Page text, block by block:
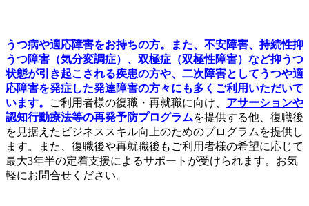
うつ病や適応障害をお持ちの方。また、不安障害、持続性抑
うつ障害（気分変調症）、 双極症（双極性障害） など抑うつ
状態が引き起こされる疾患の方や、二次障害としてうつや適
応障害を発症した発達障害の方々にも多くご利用いただいて
います。
ご利用者様の復職・再就職に向け、 アサーションや
認知行動療法等の再発予防プログラムを提供する他、復職後
を見据えたビジネススキル向上のためのプログラムを提供し
ます。また、復職後や再就職後もご利用者様の希望に応じて
最大3年半の定着支援によるサポートが受けられます。お気
軽にお問合せください。